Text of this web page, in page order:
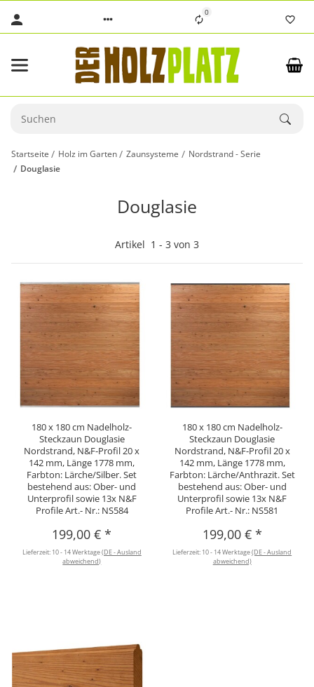
0
Startseite Holz im Garten Zaunsysteme
Nordstrand - Serie
Douglasie
Douglasie
Artikel 1 - 3 von 3
180 x 180 cm Nadelholz-
Steckzaun Douglasie
Nordstrand, N&F-Profil 20 x
142 mm, Länge 1778 mm,
Farbton: Lärche/Silber. Set
bestehend aus: Ober- und
Unterprofil sowie 13x N&F
Profile Art.- Nr.: NS584
199,00 €*
Lieferzeit: 10 - 14 Werktage(DE - Ausland
abweichend)
180 x 180 cm Nadelholz-
Steckzaun Douglasie
Nordstrand, N&F-Profil 20 x
142 mm, Länge 1778 mm,
Farbton: Lärche/Anthrazit. Set
bestehend aus: Ober- und
Unterprofil sowie 13x N&F
Profile Art.- Nr.: NS581
199,00 € *
Lieferzeit: 10 - 14 Werktage(DE - Ausland
abweichend)